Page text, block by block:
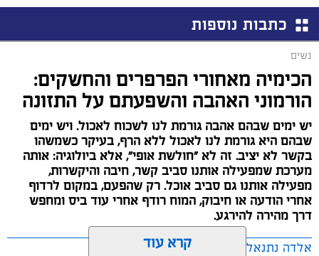
כתבות נוספות
נשים
הכימיה מאחורי הפרפרים והחשקים:
הורמוני האהבה והשפעתם על התזונה
יש ימים שבהם אהבה גורמת לנו לשכוח לאכול. ויש ימים
שבהם היא גורמת לנו לאכול ללא הרף, בעיקר כשמשהו
בקשר לא יציב. זה לא "חולשת אופי", אלא ביולוגיה: אותה
מערכת שמפעילה אותנו סביב קשר, חיבה והיקשרות,
מפעילה אותנו גם סביב אוכל. רק שהפעם, במקום לרדוף
אחרי הודעה או חיבוק, המוח רודף אחרי עוד ביס ומחפש
דרך מהירה להירגע.
אלדה נתנאל / 09:38 23.07.26 קרא עוד